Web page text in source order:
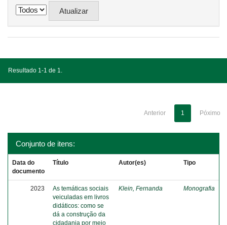
Resultado 1-1 de 1.
Anterior 1 Póximo
Conjunto de itens:
Data do
documento
Título Autor(es) Tipo
2023
As temáticas sociais
veiculadas em livros
didáticos: como se
dá a construção da
cidadania por meio
Klein, Fernanda Monografia